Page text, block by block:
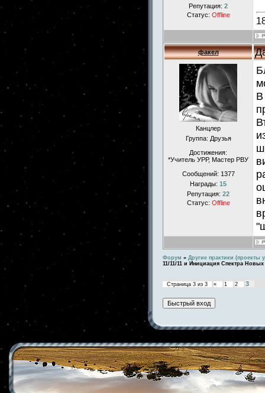
Репутация: 2
Статус: Offline
факел
Канцлер
Группа: Друзья
Достижения:
*Учитель УРР, Мастер РВУ
Сообщений: 1377
Награды: 15
Репутация: 22
Статус: Offline
В
Форум » Другие практики (проекты
11/11/11 и Инициация Спектра Новых
Страница 3 из 3 « 1 2 3